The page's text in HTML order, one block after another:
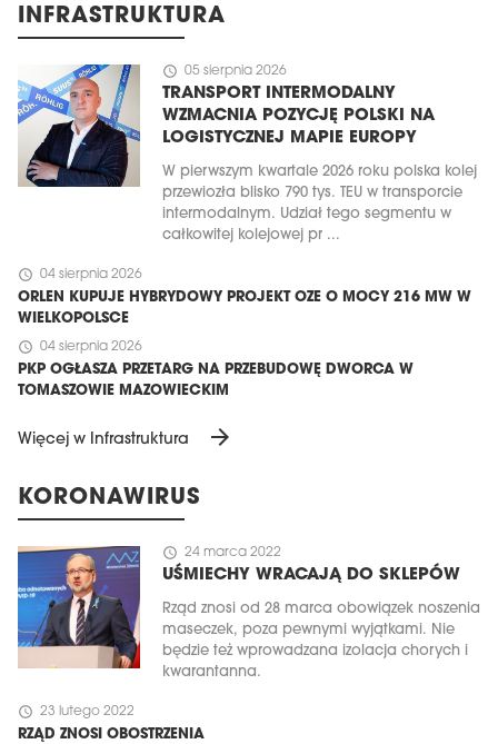
INFRASTRUKTURA
schedule 05 sierpnia 2026
TRANSPORT INTERMODALNY
WZMACNIA POZYCJĘ POLSKI NA
LOGISTYCZNEJ MAPIE EUROPY
W pierwszym kwartale 2026 roku polska kolej
przewiozła blisko 790 tys. TEU w transporcie
intermodalnym. Udział tego segmentu w
całkowitej kolejowej pr ...
schedule 04 sierpnia 2026
ORLEN KUPUJE HYBRYDOWY PROJEKT OZE O MOCY 216 MW W
WIELKOPOLSCE
schedule 04 sierpnia 2026
PKP OGŁASZA PRZETARG NA PRZEBUDOWĘ DWORCA W
TOMASZOWIE MAZOWIECKIM
Więcej w Infrastruktura arrow_forward
KORONAWIRUS
schedule 24 marca 2022
UŚMIECHY WRACAJĄ DO SKLEPÓW
Rząd znosi od 28 marca obowiązek noszenia
maseczek, poza pewnymi wyjątkami. Nie
będzie też wprowadzana izolacja chorych i
kwarantanna.
schedule 23 lutego 2022
RZĄD ZNOSI OBOSTRZENIA